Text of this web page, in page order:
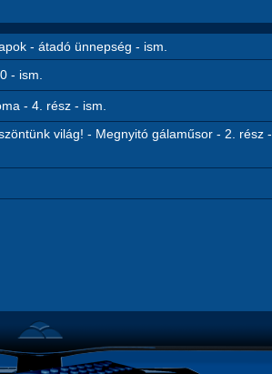
- átadó ünnepség - ism.
- ism.
- 4. rész - ism.
világ! - Megnyitó gálaműsor - 2. rész -